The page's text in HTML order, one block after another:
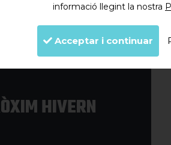
HIVERN
informació llegint la nostra
Acceptar i continuar